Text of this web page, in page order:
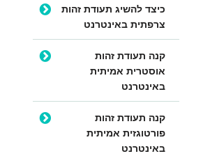
כיצד להשיג תעודת זהות
צרפתית באינטרנט
קנה תעודת זהות
אוסטרית אמיתית
באינטרנט
קנה תעודת זהות
פורטוגזית אמיתית
באינטרנט